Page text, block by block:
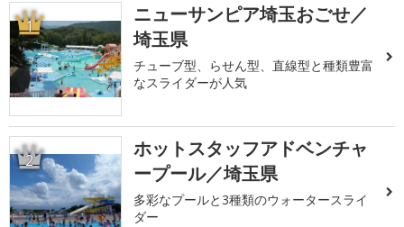
1
ニューサンピア埼玉おごせ／
埼玉県
チューブ型、らせん型、直線型と種類豊富
なスライダーが人気
2
ホットスタッフアドベンチャ
ープール／埼玉県
多彩なプールと3種類のウォータースライ
ダー